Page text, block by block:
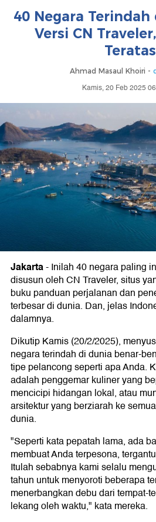
40 Negara Terindah
Versi CN
Ahmad Masaul Khoiri -
Kamis, 20 Feb 2025
Jakarta-Inilah 40 negara paling
disusun oleh CN Traveler, situs
buku panduan perjalanan dan
terbesar di dunia. Dan, jelas
dalamnya.
Dikutip Kamis (20/2/2025),
negara terindah di dunia benar-
tipe pelancong seperti apa Anda.
adalah penggemar kuliner yang
mencicipi hidangan lokal, atau
arsitektur yang berziarah ke
dunia.
"Seperti kata pepatah lama, ada
membuat Anda terpesona,
Itulah sebabnya kami selalu
tahun untuk menyoroti beberapa
menerbangkan debu dari tempat-
lekang oleh waktu," kata mereka.